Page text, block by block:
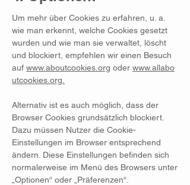
Um mehr über Cookies zu erfahren, u. a.
wie man erkennt, welche Cookies gesetzt
wurden und wie man sie verwaltet, löscht
und blockiert, empfehlen wir einen Besuch
auf www.aboutcookies.org oder www.allabo
utcookies.org.
Alternativ ist es auch möglich, dass der
Browser Cookies grundsätzlich blockiert.
Dazu müssen Nutzer die Cookie-
Einstellungen im Browser entsprechend
ändern. Diese Einstellungen befinden sich
normalerweise im Menü des Browsers unter
„Optionen“ oder „Präferenzen“.